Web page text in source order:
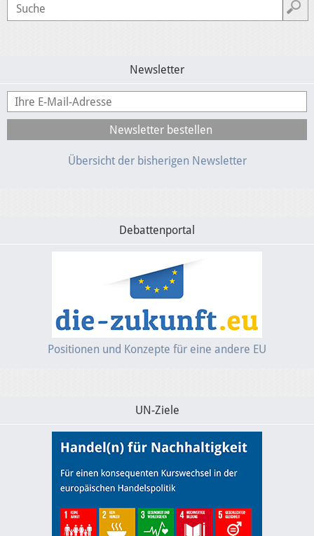
Newsletter
Übersicht der bisherigen Newsletter
Debattenportal
Positionen und Konzepte für eine andere EU
UN-Ziele